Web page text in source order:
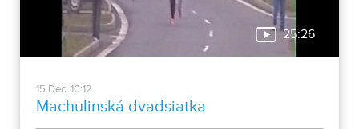
25:26
15.Dec, 10:12
Machulinská dvadsiatka